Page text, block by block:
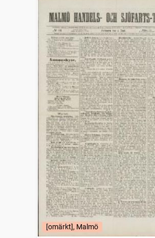
[omärkt], Malmö